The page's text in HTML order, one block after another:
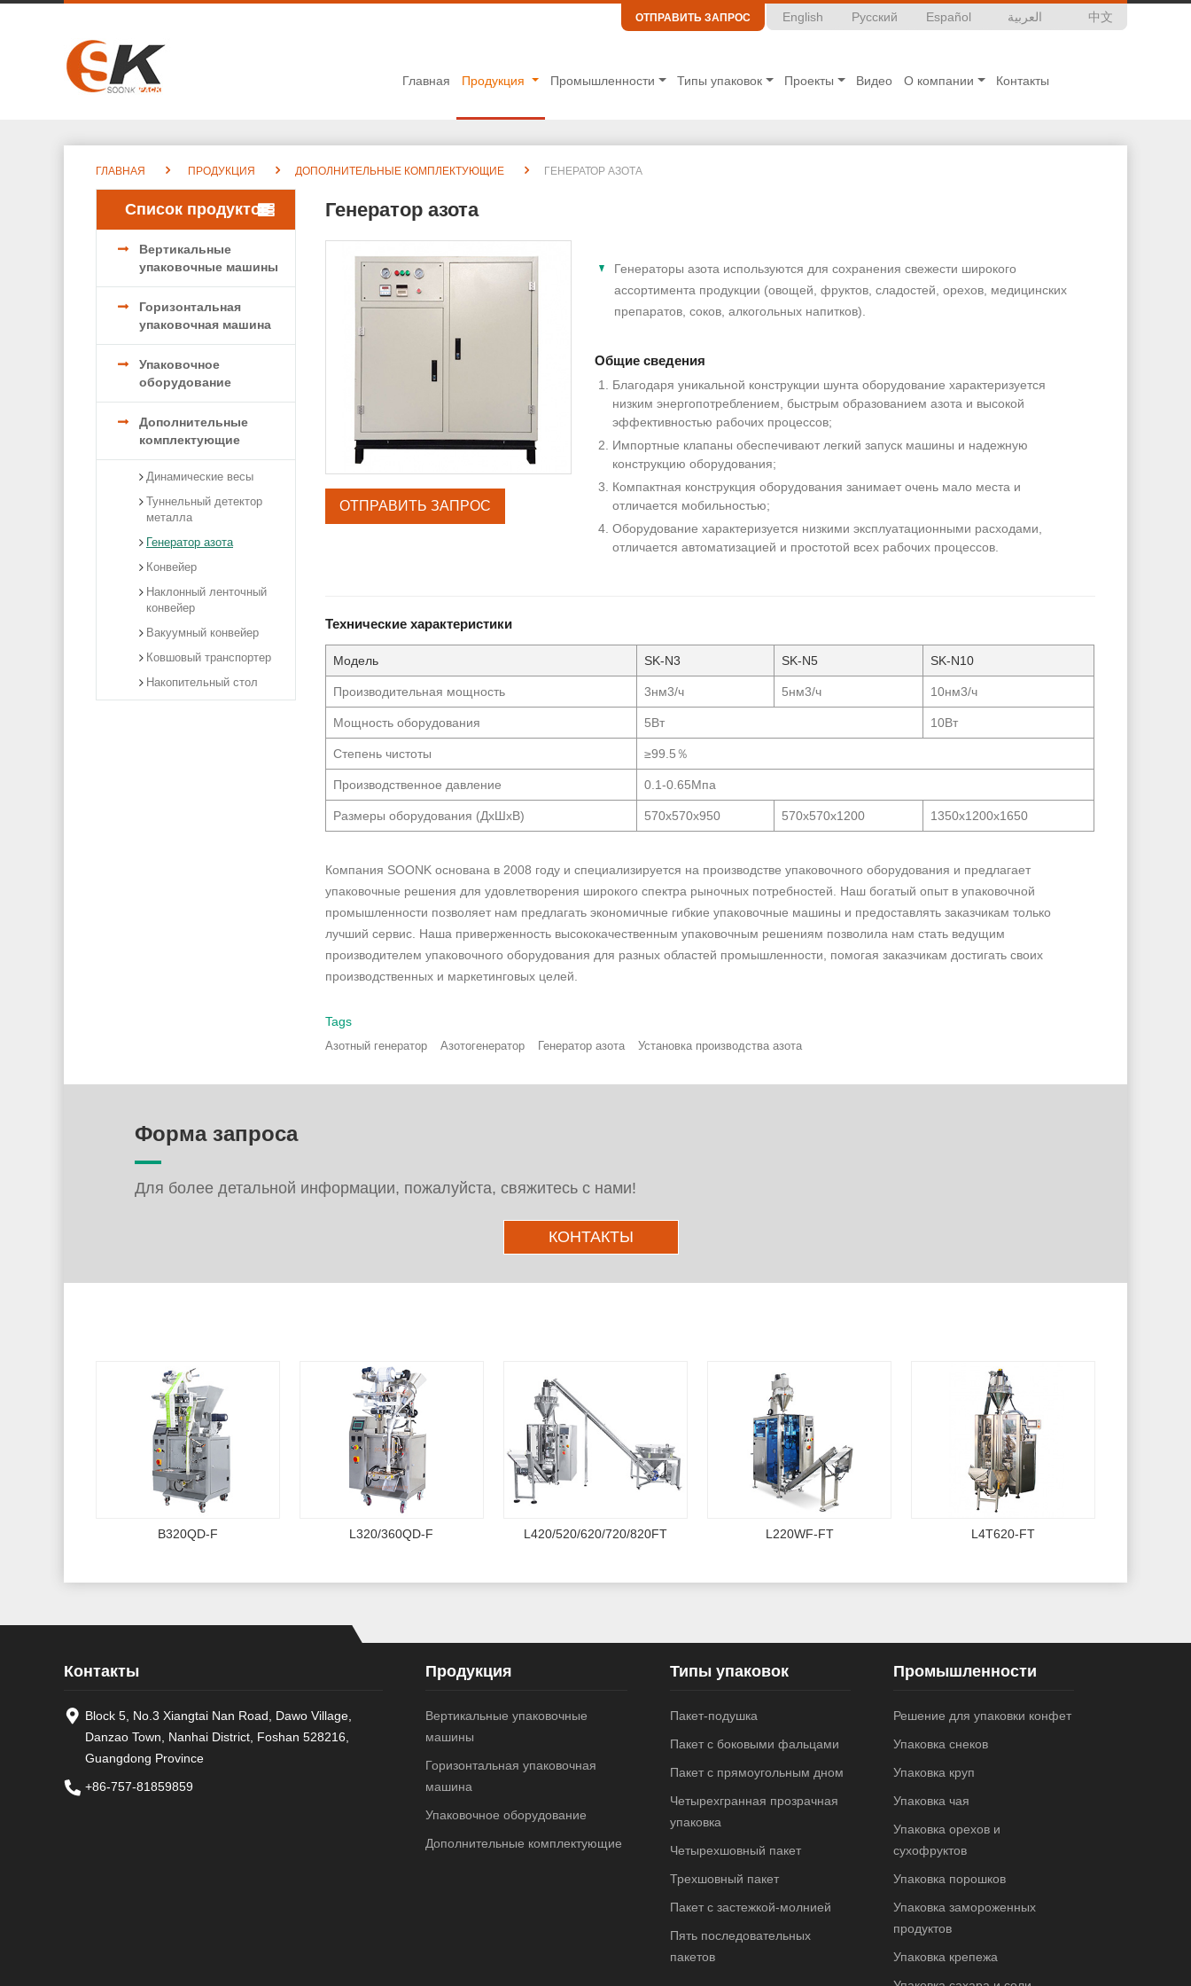
English Русский Español العربية 中文
ОТПРАВИТЬ ЗАПРОС
Главная Продукция Промышленности Типы упаковок Проекты Видео О компании Контакты
ГЛАВНАЯ ПРОДУКЦИЯ ДОПОЛНИТЕЛЬНЫЕ КОМПЛЕКТУЮЩИЕ ГЕНЕРАТОР АЗОТА
Генератор азота
ОТПРАВИТЬ ЗАПРОС
Генераторы азота используются для сохранения свежести широкого
ассортимента продукции (овощей, фруктов, сладостей, орехов, медицинских
препаратов, соков, алкогольных напитков).
Общие сведения
Благодаря уникальной конструкции шунта оборудование характеризуется
низким энергопотреблением, быстрым образованием азота и высокой
эффективностью рабочих процессов;
Импортные клапаны обеспечивают легкий запуск машины и надежную
конструкцию оборудования;
Компактная конструкция оборудования занимает очень мало места и
отличается мобильностью;
Оборудование характеризуется низкими эксплуатационными расходами,
отличается автоматизацией и простотой всех рабочих процессов.
Технические характеристики
Модель SK-N3 SK-N5 SK-N10
Производительная мощность 3нм3/ч 5нм3/ч 10нм3/ч
Мощность оборудования 5Вт 10Вт
Степень чистоты ≥99.5％
Производственное давление 0.1-0.65Мпа
Размеры оборудования (ДхШхВ) 570x570x950 570x570x1200 1350x1200x1650
Компания SOONK основана в 2008 году и специализируется на производстве упаковочного оборудования и предлагает
упаковочные решения для удовлетворения широкого спектра рыночных потребностей. Наш богатый опыт в упаковочной
промышленности позволяет нам предлагать экономичные гибкие упаковочные машины и предоставлять заказчикам только
лучший сервис. Наша приверженность высококачественным упаковочным решениям позволила нам стать ведущим
производителем упаковочного оборудования для разных областей промышленности, помогая заказчикам достигать своих
производственных и маркетинговых целей.
Tags
Азотный генератор
Азотогенератор Генератор азота Установка производства азота
Список продуктов
Вертикальные
упаковочные машины
Горизонтальная
упаковочная машина
Упаковочное
оборудование
Дополнительные
комплектующие
Динамические весы
Туннельный детектор
металла
Генератор азота
Конвейер
Наклонный ленточный
конвейер
Вакуумный конвейер
Ковшовый транспортер
Накопительный стол
Форма запроса
Для более детальной информации, пожалуйста, свяжитесь с нами!
КОНТАКТЫ
B320QD-F L320/360QD-F L420/520/620/720/820FT L220WF-FT L4T620-FT
Контакты
Block 5, No.3 Xiangtai Nan Road, Dawo Village,
Danzao Town, Nanhai District, Foshan 528216,
Guangdong Province
+86-757-81859859
Продукция
Вертикальные упаковочные
машины
Горизонтальная упаковочная
машина
Упаковочное оборудование
Дополнительные комплектующие
Типы упаковок
Пакет-подушка
Пакет с боковыми фальцами
Пакет с прямоугольным дном
Четырехгранная прозрачная
упаковка
Четырехшовный пакет
Трехшовный пакет
Пакет с застежкой-молнией
Пять последовательных
пакетов
Промышленности
Решение для упаковки конфет
Упаковка снеков
Упаковка круп
Упаковка чая
Упаковка орехов и
сухофруктов
Упаковка порошков
Упаковка замороженных
продуктов
Упаковка крепежа